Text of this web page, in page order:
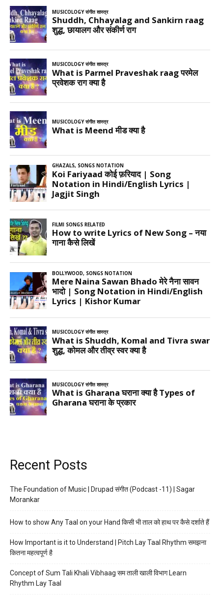
Recent Posts
The Foundation of Music | Drupad संगीत (Podcast -11) | Sagar
Morankar
How to show Any Taal on your Hand किसी भी ताल को हाथ पर कैसे दर्शाते हैं
How Important is it to Understand | Pitch Lay Taal Rhythm समझना
कितना महत्वपूर्ण है
Concept of Sum Tali Khali Vibhaag सम ताली खाली विभाग Learn
Rhythm Lay Taal